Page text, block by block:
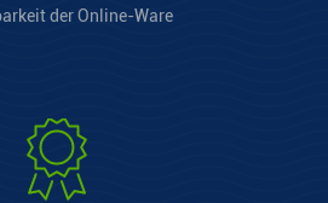
der Online-Ware